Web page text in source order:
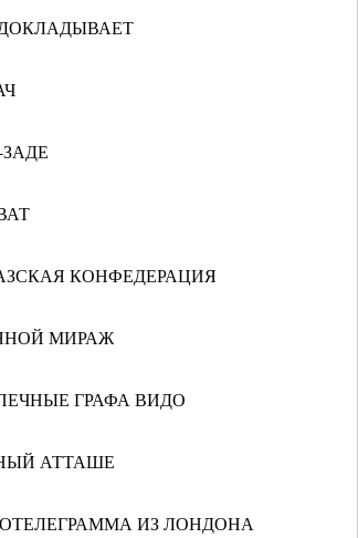
КОНФЕДЕРАЦИЯ
МИРАЖ
ГРАФА ВИДО
АТТАШЕ
ИЗ ЛОНДОНА